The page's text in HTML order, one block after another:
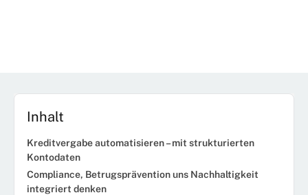
Inhalt
Kreditvergabe automatisieren – mit strukturierten
Kontodaten
Compliance, Betrugsprävention uns Nachhaltigkeit
integriert denken